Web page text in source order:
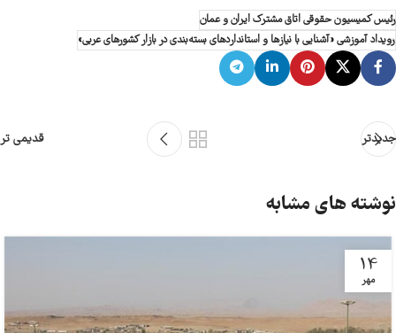
رئیس کمیسیون حقوقی اتاق مشترک ایران و عمان
رویداد آموزشی «آشنایی با نیازها و استانداردهای بسته‌بندی در بازار کشورهای عربی»
جدیدتر قدیمی تر
نوشته های مشابه
14
مهر